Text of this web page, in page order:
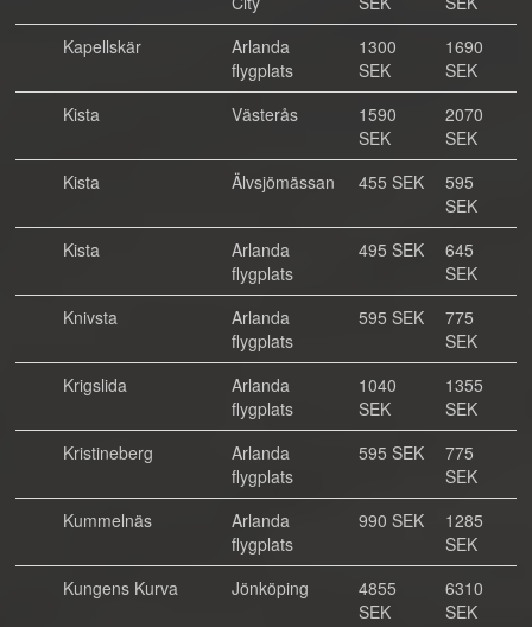
Kapellskär
Arlanda
flygplats
1300
SEK
1690
SEK
Kista
Västerås
1590
SEK
2070
SEK
Kista
Älvsjömässan 455 SEK
595
SEK
Kista
Arlanda
flygplats
495 SEK
645
SEK
Knivsta
Arlanda
flygplats
595 SEK
775
SEK
Krigslida
Arlanda
flygplats
1040
SEK
1355
SEK
Kristineberg
Arlanda
flygplats
595 SEK
775
SEK
Kummelnäs
Arlanda
flygplats
990 SEK
1285
SEK
Kungens Kurva
Jönköping
4855
SEK
6310
SEK